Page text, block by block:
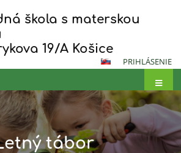
škola s materskou
19/A Košice
PRIHLÁSENIE
tábor